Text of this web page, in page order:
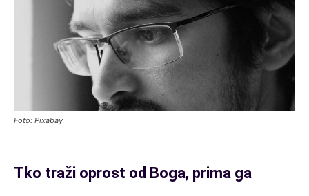
Foto: Pixabay
Tko traži oprost od Boga, prima ga